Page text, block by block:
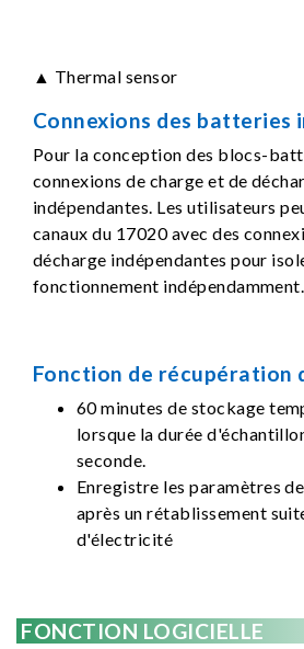
▲ Thermal sensor
Connexions des batteries
Pour la conception des blocs-
connexions de charge et de
indépendantes. Les utilisateurs
canaux du 17020 avec des
décharge indépendantes pour
fonctionnement indépendamment.
Fonction de récupération
60 minutes de stockage
lorsque la durée
seconde.
Enregistre les paramètres
après un rétablissement
d'électricité
FONCTION LOGICIELLE